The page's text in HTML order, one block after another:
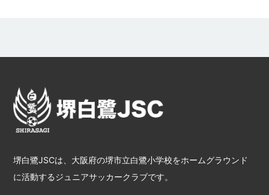
堺白鷺JSCは、大阪府の堺市立白鷺小学校をホームグラウンド
に活動するジュニアサッカークラブです。